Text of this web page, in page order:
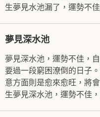
生夢見水池漏了，運勢不
夢見深水池
夢見深水池，運勢不佳，
要過一段窮困潦倒的日子
意方面則是愈來愈旺，將
生夢見深水池，運勢不佳